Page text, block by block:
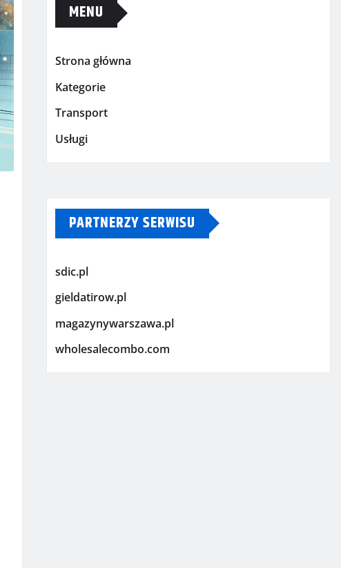
MENU
Strona główna
Kategorie
Transport
Usługi
PARTNERZY SERWISU
sdic.pl
gieldatirow.pl
magazynywarszawa.pl
wholesalecombo.com